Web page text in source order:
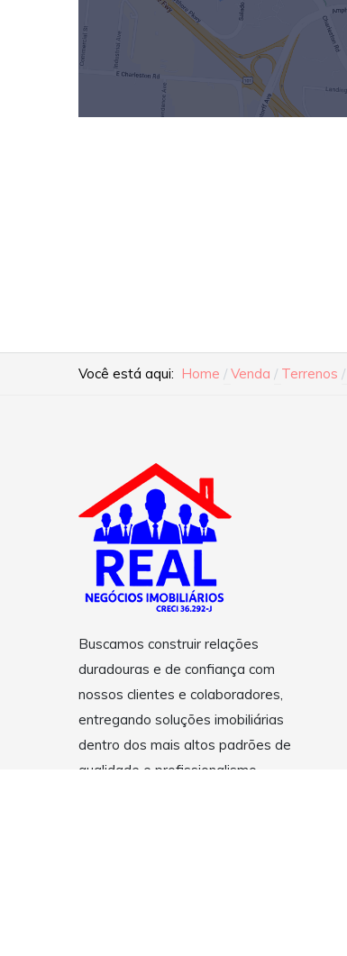
Você está aqui: Home Venda Terrenos
Buscamos construir relações
duradouras e de confiança com
nossos clientes e colaboradores,
entregando soluções imobiliárias
dentro dos mais altos padrões de
qualidade e profissionalismo.